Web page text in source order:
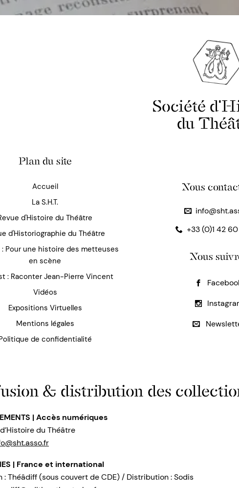
Société
du
Plan du site
Accueil
La S.H.T.
d'Histoire du Théâtre
d'Historiographie du Théâtre
: Pour une histoire des metteuses
en scène
: Raconter Jean-Pierre Vincent
Vidéos
Expositions Virtuelles
Mentions légales
de confidentialité
Nous
+33 (0)1 42
Nous
& distribution des
| Accès numériques
du Théâtre
| France et international
: Théâdiff (sous couvert de CDE) / Distribution : Sodis